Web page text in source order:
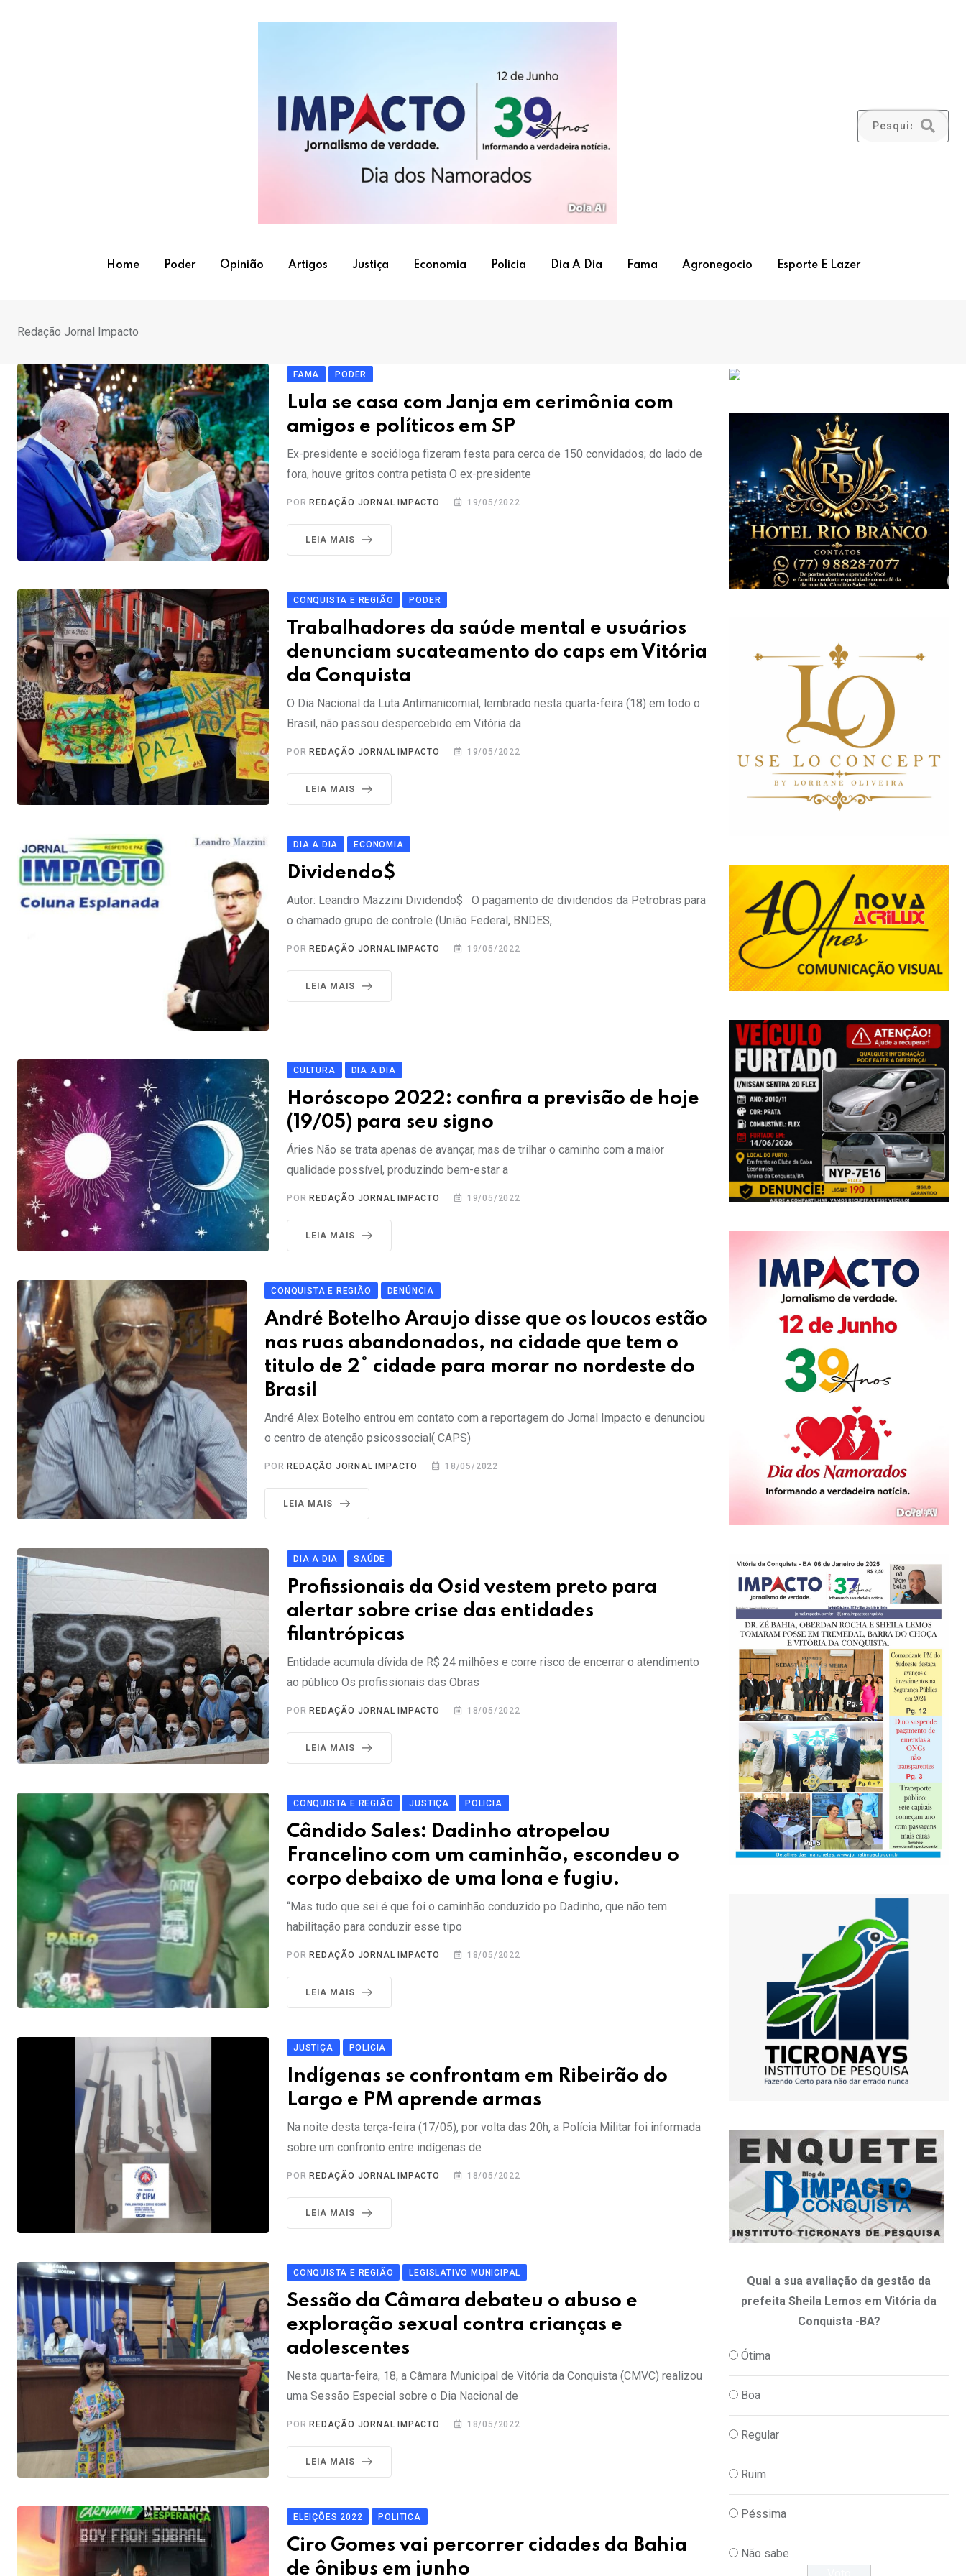
Home Poder Opinião Artigos Justiça Economia Policia Dia A Dia Fama Agronegocio Esporte E Lazer
Redação Jornal Impacto
FAMA PODER
Lula se casa com Janja em cerimônia com
amigos e políticos em SP
Ex-presidente e socióloga fizeram festa para cerca de 150 convidados; do lado de
fora, houve gritos contra petista O ex-presidente
POR REDAÇÃO JORNAL IMPACTO 19/05/2022
LEIA MAIS
CONQUISTA E REGIÃO PODER
Trabalhadores da saúde mental e usuários
denunciam sucateamento do caps em Vitória
da Conquista
O Dia Nacional da Luta Antimanicomial, lembrado nesta quarta-feira (18) em todo o
Brasil, não passou despercebido em Vitória da
PORREDAÇÃO JORNAL IMPACTO 19/05/2022
LEIA MAIS
DIA A DIA ECONOMIA
Dividendo$
Autor: Leandro Mazzini Dividendo$ O pagamento de dividendos da Petrobras para
o chamado grupo de controle (União Federal, BNDES,
PORREDAÇÃO JORNAL IMPACTO 19/05/2022
LEIA MAIS
CULTURA DIA A DIA
Horóscopo 2022: confira a previsão de hoje
(19/05) para seu signo
Áries Não se trata apenas de avançar, mas de trilhar o caminho com a maior
qualidade possível, produzindo bem-estar a
PORREDAÇÃO JORNAL IMPACTO 19/05/2022
LEIA MAIS
CONQUISTA E REGIÃO DENÚNCIA
André Botelho Araujo disse que os loucos estão
nas ruas abandonados, na cidade que tem o
titulo de 2° cidade para morar no nordeste do
Brasil
André Alex Botelho entrou em contato com a reportagem do Jornal Impacto e denunciou
o centro de atenção psicossocial( CAPS)
PORREDAÇÃO JORNAL IMPACTO 18/05/2022
LEIA MAIS
DIA A DIA SAÚDE
Profissionais da Osid vestem preto para
alertar sobre crise das entidades
filantrópicas
Entidade acumula dívida de R$ 24 milhões e corre risco de encerrar o atendimento
ao público Os profissionais das Obras
PORREDAÇÃO JORNAL IMPACTO 18/05/2022
LEIA MAIS
CONQUISTA E REGIÃO JUSTIÇA POLICIA
Cândido Sales: Dadinho atropelou
Francelino com um caminhão, escondeu o
corpo debaixo de uma lona e fugiu.
“Mas tudo que sei é que foi o caminhão conduzido po Dadinho, que não tem
habilitação para conduzir esse tipo
PORREDAÇÃO JORNAL IMPACTO 18/05/2022
LEIA MAIS
JUSTIÇA POLICIA
Indígenas se confrontam em Ribeirão do
Largo e PM aprende armas
Na noite desta terça-feira (17/05), por volta das 20h, a Polícia Militar foi informada
sobre um confronto entre indígenas de
PORREDAÇÃO JORNAL IMPACTO 18/05/2022
LEIA MAIS
CONQUISTA E REGIÃO LEGISLATIVO MUNICIPAL
Sessão da Câmara debateu o abuso e
exploração sexual contra crianças e
adolescentes
Nesta quarta-feira, 18, a Câmara Municipal de Vitória da Conquista (CMVC) realizou
uma Sessão Especial sobre o Dia Nacional de
POR REDAÇÃO JORNAL IMPACTO 18/05/2022
LEIA MAIS
ELEIÇÕES 2022 POLITICA
Ciro Gomes vai percorrer cidades da Bahia
de ônibus em junho
Qual a sua avaliação da gestão da
prefeita Sheila Lemos em Vitória da
Conquista -BA?
Ótima
Boa
Regular
Ruim
Péssima
Não sabe